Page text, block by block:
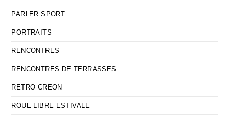
PARLER SPORT
PORTRAITS
RENCONTRES
RENCONTRES DE TERRASSES
RETRO CREON
ROUE LIBRE ESTIVALE